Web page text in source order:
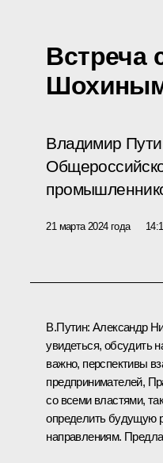
Встреча
Владимир
21 марта 2024 года
В.Путин: Александр
увидеться, обсудить
важно, перспективы
предпринимателей,
со всеми властями,
определить будущую
направлениям.